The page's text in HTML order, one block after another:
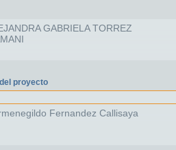
GABRIELA TORREZ
proyecto
Fernandez Callisaya